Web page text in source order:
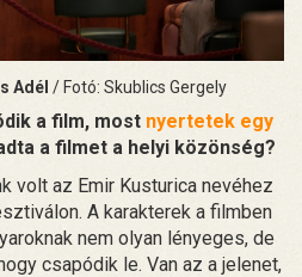
Adél / Fotó: Skublics Gergely
a film, most nyertetek egy
a filmet a helyi közönség?
volt az Emir Kusturica nevéhez
A karakterek a filmben
nem olyan lényeges, de
csapódik le. Van az a jelenet,